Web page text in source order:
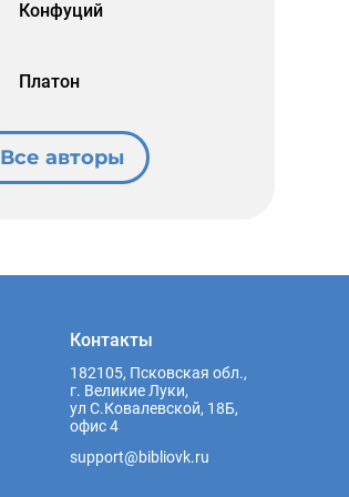
Конфуций
Платон
Все авторы
Контакты
182105, Псковская обл.,
г. Великие Луки,
ул С.Ковалевской, 18Б,
офис 4
support@bibliovk.ru